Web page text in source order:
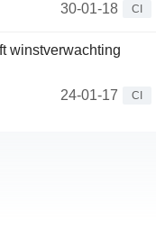
30-01-18
CI
winstverwachting
24-01-17
CI